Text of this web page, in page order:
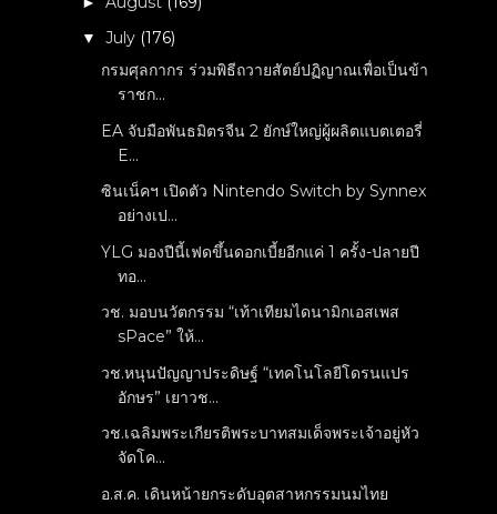
▼July (176)
กรมศุลกากร ร่วมพิธีถวายสัตย์ปฏิญาณเพื่อเป็นข้า
ราชก...
EA จับมือพันธมิตรจีน 2 ยักษ์ใหญ่ผู้ผลิตแบตเตอรี่
E...
ซินเน็คฯ เปิดตัว Nintendo Switch by Synnex
อย่างเป...
YLG มองปีนี้เฟดขึ้นดอกเบี้ยอีกแค่ 1 ครั้ง-ปลายปี
ทอ...
วช. มอบนวัตกรรม “เท้าเทียมไดนามิกเอสเพส
sPace” ให้...
วช.หนุนปัญญาประดิษฐ์ “เทคโนโลยีโดรนแปร
อักษร” เยาวช...
วช.เฉลิมพระเกียรติพระบาทสมเด็จพระเจ้าอยู่หัว
จัดโค...
อ.ส.ค. เดินหน้ายกระดับอุตสาหกรรมนมไทย